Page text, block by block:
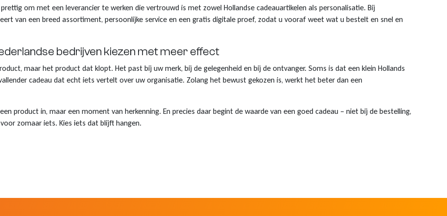
om met een leverancier te werken die vertrouwd is met zowel Hollandse cadeauartikelen als personalisatie. Bij
van een breed assortiment, persoonlijke service en een gratis digitale proef, zodat u vooraf weet wat u bestelt en snel en
bedrijven kiezen met meer effect
maar het product dat klopt. Het past bij uw merk, bij de gelegenheid en bij de ontvanger. Soms is dat een klein Hollands
cadeau dat echt iets vertelt over uw organisatie. Zolang het bewust gekozen is, werkt het beter dan een
product in, maar een moment van herkenning. En precies daar begint de waarde van een goed cadeau – niet bij de bestelling,
zomaar iets. Kies iets dat blijft hangen.
Waarmee kunnen we je helpen?